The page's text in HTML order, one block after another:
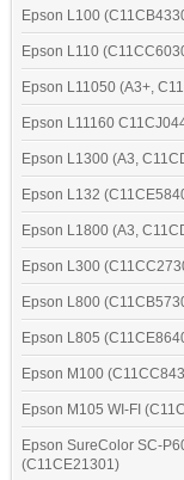
Epson L100
Epson L110
Epson L11050 (A3+,
Epson L11160
Epson L1300 (A3,
Epson L132
Epson L1800 (A3,
Epson L300
Epson L800
Epson L805
Epson M100
Epson M105 WI-FI
Epson SureColor SC-
(C11CE21301)